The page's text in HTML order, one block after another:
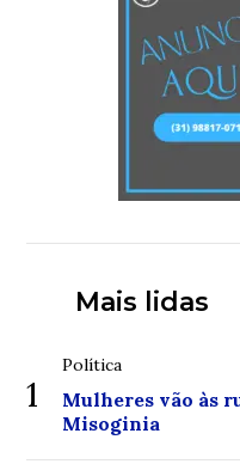
Mais lidas
1
Política
Mulheres vão às
Misoginia